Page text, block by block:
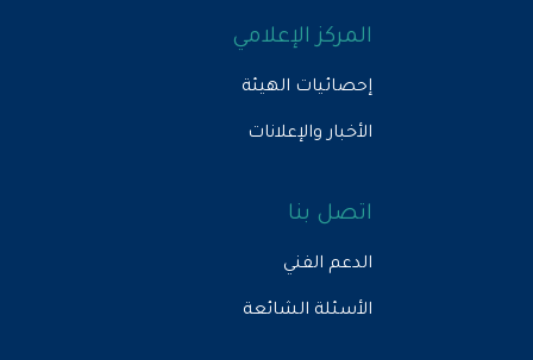
المركز الإعلامي
إحصائيات الهيئة
الأخبار والإعلانات
اتصل بنا
الدعم الفني
الأسئلة الشائعة